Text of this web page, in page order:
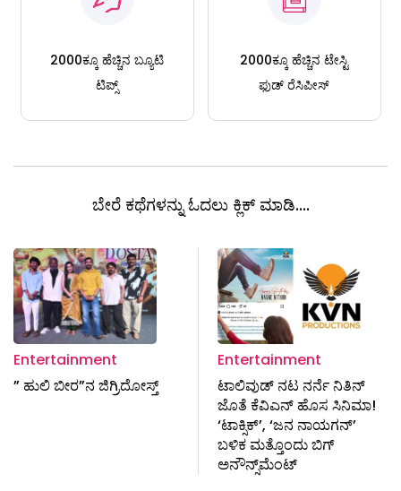
2000ಕ್ಕೂ ಹೆಚ್ಚಿನ ಬ್ಯೂಟಿ
ಟಿಪ್ಸ್
2000ಕ್ಕೂ ಹೆಚ್ಚಿನ ಟೇಸ್ಟಿ
ಫುಡ್ ರೆಸಿಪೀಸ್
ಬೇರೆ ಕಥೆಗಳನ್ನು ಓದಲು ಕ್ಲಿಕ್ ಮಾಡಿ....
Entertainment
” ಹುಲಿ ಬೀರ”ನ ಜಿಗ್ರಿದೋಸ್ತ್
Entertainment
ಟಾಲಿವುಡ್ ನಟ ನರ್ನೆ ನಿತಿನ್
ಜೊತೆ ಕೆವಿಎನ್ ಹೊಸ ಸಿನಿಮಾ!
‘ಟಾಕ್ಸಿಕ್’, ‘ಜನ ನಾಯಗನ್’
ಬಳಿಕ ಮತ್ತೊಂದು ಬಿಗ್
ಅನೌನ್ಸ್‌ಮೆಂಟ್